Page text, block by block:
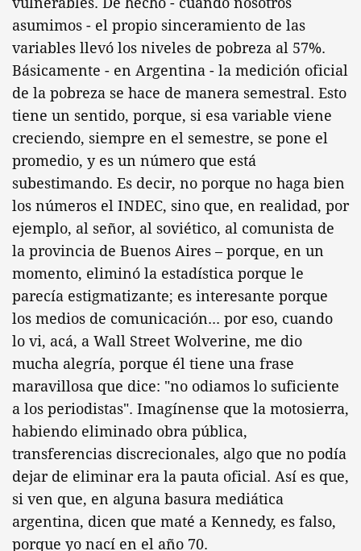
asumimos - el propio sinceramiento de las
variables llevó los niveles de pobreza al 57%.
Básicamente - en Argentina - la medición oficial
de la pobreza se hace de manera semestral. Esto
tiene un sentido, porque, si esa variable viene
creciendo, siempre en el semestre, se pone el
promedio, y es un número que está
subestimando. Es decir, no porque no haga bien
los números el INDEC, sino que, en realidad, por
ejemplo, al señor, al soviético, al comunista de
la provincia de Buenos Aires – porque, en un
momento, eliminó la estadística porque le
parecía estigmatizante; es interesante porque
los medios de comunicación... por eso, cuando
lo vi, acá, a Wall Street Wolverine, me dio
mucha alegría, porque él tiene una frase
maravillosa que dice: "no odiamos lo suficiente
a los periodistas". Imagínense que la motosierra,
habiendo eliminado obra pública,
transferencias discrecionales, algo que no podía
dejar de eliminar era la pauta oficial. Así es que,
si ven que, en alguna basura mediática
argentina, dicen que maté a Kennedy, es falso,
porque yo nací en el año 70.